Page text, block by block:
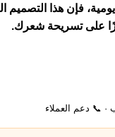
فإن هذا التصميم
على تسريحة شعرك.
· 📞 دعم العملاء